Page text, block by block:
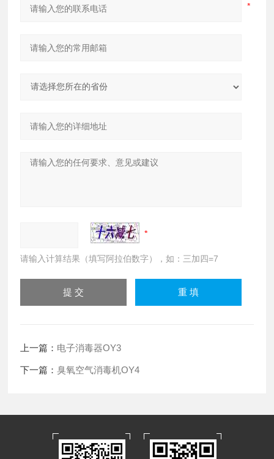
请输入计算结果（填写阿拉伯数字），如：三加四=7
上一篇： 电子消毒器OY3
下一篇：臭氧空气消毒机OY4